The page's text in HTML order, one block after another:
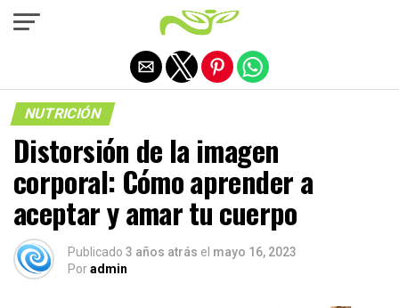
NUTRICIÓN
Distorsión de la imagen
corporal: Cómo aprender a
aceptar y amar tu cuerpo
Publicado 3 años atrás el mayo 16, 2023
Poradmin
Salir de la versión móvil